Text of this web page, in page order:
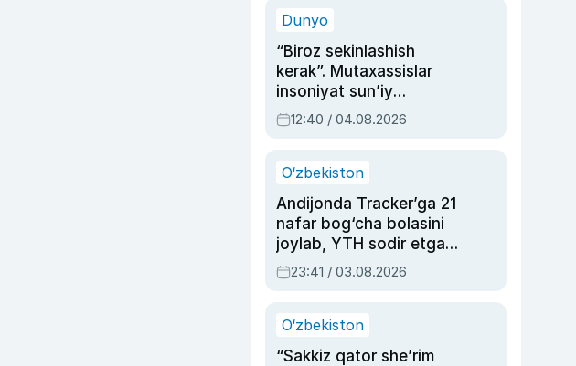
Dunyo
“Biroz sekinlashish
kerak”. Mutaxassislar
insoniyat sun’iy
intellektni boshqara
olmay qolishidan xavotir
12:40 / 04.08.2026
O‘zbekiston
Andijonda Tracker’ga 21
nafar bog‘cha bolasini
joylab, YTH sodir etgan
ayolga sud hukmi o‘qildi
23:41 / 03.08.2026
O‘zbekiston
“Sakkiz qator she’rim